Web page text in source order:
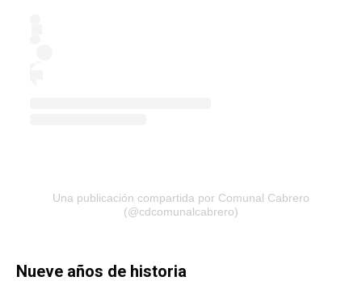
Una publicación compartida por Comunal Cabrero
(@cdcomunalcabrero)
Nueve años de historia